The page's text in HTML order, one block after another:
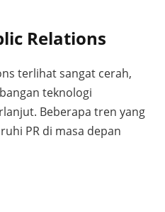
Relations
terlihat sangat cerah,
teknologi
Beberapa tren yang
PR di masa depan